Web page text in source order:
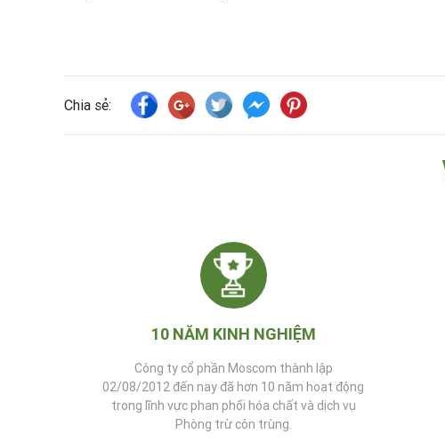
Chia sẻ:
10 NĂM KINH NGHIỆM
Công ty cổ phần Moscom thành lập
02/08/2012 đến nay đã hơn 10 năm hoạt động
trong lĩnh vực phan phối hóa chất và dịch vụ
Phòng trừ côn trùng.